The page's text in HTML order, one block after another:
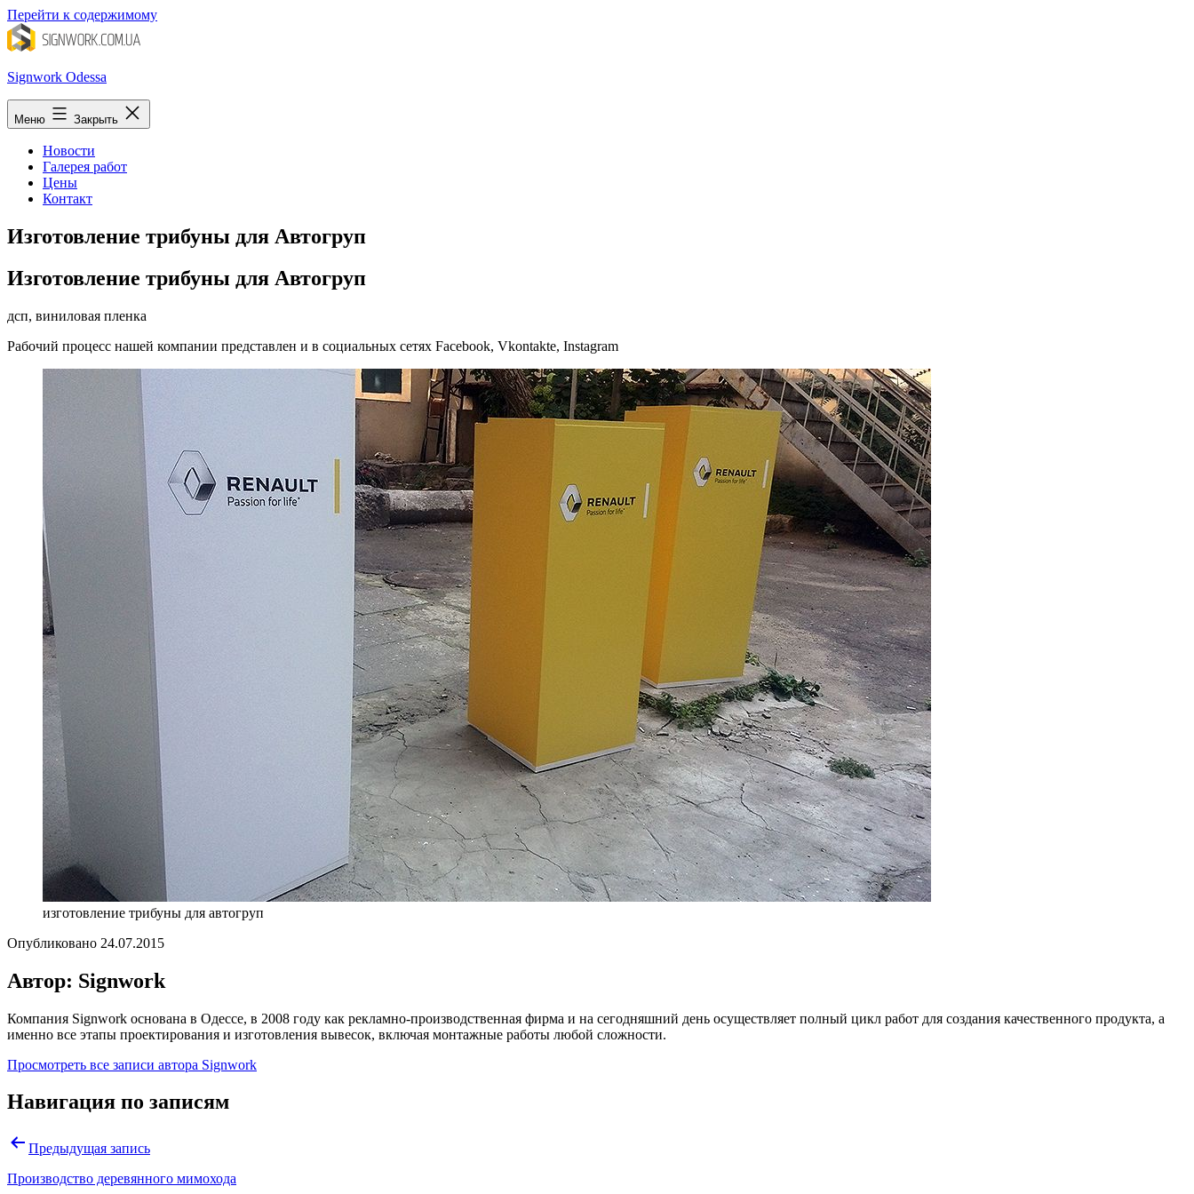
Перейти к содержимому
Signwork Odessa
Меню Закрыть
Новости
Галерея работ
Цены
Контакт
Изготовление трибуны для Автогруп
Изготовление трибуны для Автогруп
дсп, виниловая пленка
Рабочий процесс нашей компании представлен и в социальных сетях Facebook, Vkontakte, Instagram
изготовление трибуны для автогруп
Опубликовано 24.07.2015
Автор: Signwork
Компания Signwork основана в Одессе, в 2008 году как рекламно-производственная фирма и на сегодняшний день осуществляет полный цикл работ для создания качественного продукта, а
именно все этапы проектирования и изготовления вывесок, включая монтажные работы любой сложности.
Просмотреть все записи автора Signwork
Навигация по записям
Предыдущая запись
Производство деревянного мимохода